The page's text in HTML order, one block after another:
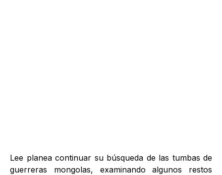
Lee planea continuar su búsqueda de las tumbas de
guerreras mongolas, examinando algunos restos